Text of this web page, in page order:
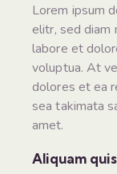
Lorem ipsum
elitr, sed diam
labore et
voluptua. At
dolores et ea
sea takimata
amet.
Aliquam